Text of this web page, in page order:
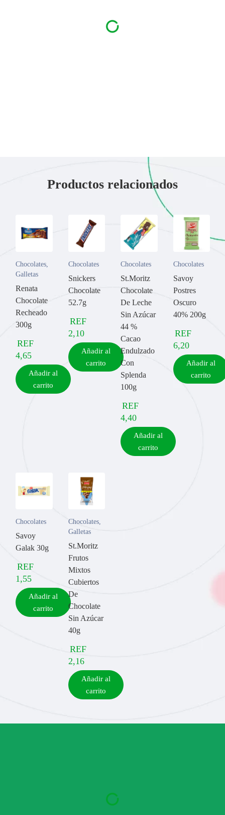
Productos relacionados
Chocolates
Galletas
Renata
Chocolate
Recheado
300g
REF
4,65
Añadir al
carrito
Chocolates
Snickers
Chocolate
52.7g
REF
2,10
Añadir al
carrito
Chocolates
St.Moritz
Chocolate
De Leche
Sin Azúcar
44 %
Cacao
Endulzado
Con
Splenda
100g
REF
4,40
Añadir al
carrito
Chocolates
Savoy
Postres
Oscuro
40% 200g
REF
6,20
Añadir al
carrito
Chocolates
Savoy
Galak 30g
REF
1,55
Añadir al
carrito
Chocolates,
Galletas
St.Moritz
Frutos
Mixtos
Cubiertos
De
Chocolate
Sin Azúcar
40g
REF
2,16
Añadir al
carrito